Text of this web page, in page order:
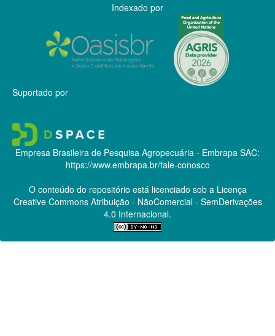
Indexado por
Suportado por
Empresa Brasileira de Pesquisa Agropecuária - Embrapa SAC:
https://www.embrapa.br/fale-conosco
O conteúdo do repositório está licenciado sob a Licença
Creative CommonsAtribuição - NãoComercial - SemDerivações
4.0 Internacional.